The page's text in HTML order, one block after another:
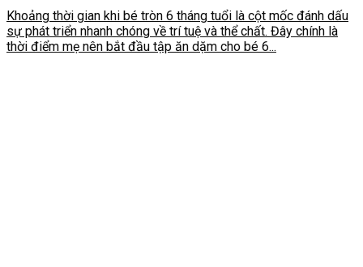
Khoảng thời gian khi bé tròn 6 tháng tuổi là cột mốc đánh dấu
sự phát triển nhanh chóng về trí tuệ và thể chất. Đây chính là
thời điểm mẹ nên bắt đầu tập ăn dặm cho bé 6...